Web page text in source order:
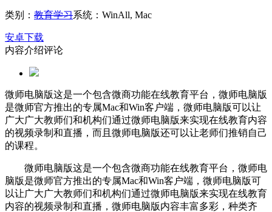
类别： 教育学习系统：WinAll, Mac
安卓下载
内容介绍评论
微师电脑版这是一个包含微商功能在线教育平台，微师电脑版
是微师官方推出的专属Mac和Win客户端，微师电脑版可以让
广大广大教师们和机构们通过微师电脑版来实现在线教育内容
的视频录制和直播，而且微师电脑版还可以让老师们推销自己
的课程。
微师电脑版这是一个包含微商功能在线教育平台，微师电
脑版是微师官方推出的专属Mac和Win客户端，微师电脑版可
以让广大广大教师们和机构们通过微师电脑版来实现在线教育
内容的视频录制和直播，微师电脑版内容丰富多彩，种类齐